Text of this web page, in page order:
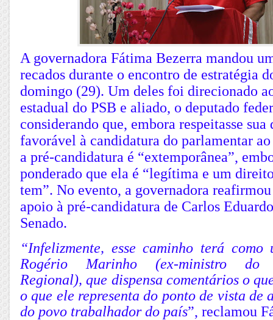
A governadora Fátima Bezerra mandou
recados durante o encontro de estratégia
domingo (29). Um deles foi direcionado
estadual do PSB e aliado, o deputado
considerando que, embora respeitasse sua
favorável à candidatura do parlamentar ao
a pré-candidatura é “extemporânea”,
ponderado que ela é “legítima e um
tem”. No evento, a governadora
apoio à pré-candidatura de Carlos
Senado.
“Infelizmente, esse caminho terá como
Rogério Marinho (ex-ministro do
Regional), que dispensa comentários o
o que ele representa do ponto de vista de
do povo trabalhador do país”, reclamou